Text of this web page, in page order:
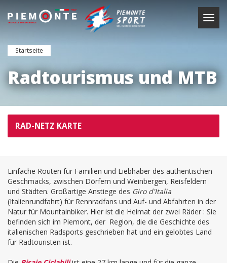
zum
Inhalt
Startseite
Radtourismus und MTB
Subnav
buttons
RAD-NETZ KARTE
Einfache Routen für Familien und Liebhaber des authentischen
Geschmacks, zwischen Dörfern und Weinbergen, Reisfeldern
und Städten. Großartige Anstiege des Giro d'Italia
(Italienrundfahrt) für Rennradfans und Auf- und Abfahrten in der
Natur für Mountainbiker. Hier ist die Heimat der zwei Räder : Sie
befinden sich im Piemont, der Region, die die Geschichte des
italienischen Radsports geschrieben hat und ein gelobtes Land
für Radtouristen ist.